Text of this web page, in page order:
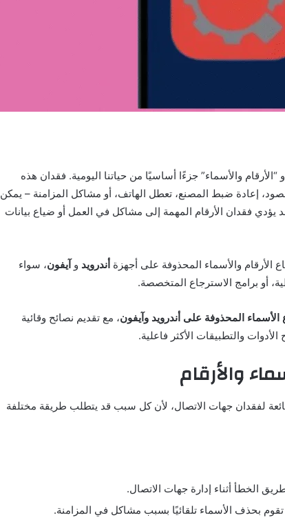
والأسماء” جزءًا أساسيًا من حياتنا اليومية. فقدان هذه
إعادة ضبط المصنع، تعطل الهاتف، أو مشاكل المزامنة – يمكن
فقدان الأرقام المهمة إلى مشاكل في العمل أو ضياع بيانات
والأسماء المحذوفة على أجهزة أندرويد و آيفون، سواء
أو برامج الاسترجاع المتخصصة.
الأسماء المحذوفة على أندرويد وآيفون، مع تقديم نصائح وقائية
والتطبيقات الأكثر فاعلية.
والأرقام
لفقدان جهات الاتصال، لأن كل سبب قد يتطلب طريقة مختلفة
الخطأ أثناء إدارة جهات الاتصال.
بحذف الأسماء تلقائيًا بسبب مشاكل في المزامنة.